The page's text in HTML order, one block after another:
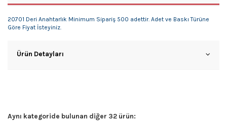
20701 Deri Anahtarlık Minimum Sipariş 500 adettir. Adet ve Baskı Türüne
Göre Fiyat İsteyiniz.
Ürün Detayları
Aynı kategoride bulunan diğer 32 ürün: